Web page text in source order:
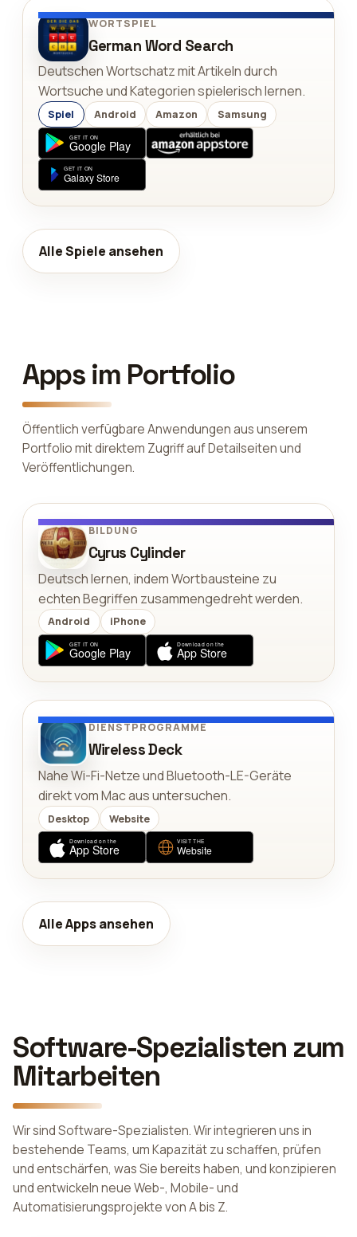
WORTSPIEL
German Word Search
Deutschen Wortschatz mit Artikeln durch
Wortsuche und Kategorien spielerisch lernen.
Spiel Android Amazon Samsung
Alle Spiele ansehen
Apps im Portfolio
Öffentlich verfügbare Anwendungen aus unserem
Portfolio mit direktem Zugriff auf Detailseiten und
Veröffentlichungen.
BILDUNG
Cyrus Cylinder
Deutsch lernen, indem Wortbausteine zu
echten Begriffen zusammengedreht werden.
Android iPhone
DIENSTPROGRAMME
Wireless Deck
Nahe Wi-Fi-Netze und Bluetooth-LE-Geräte
direkt vom Mac aus untersuchen.
Desktop Website
Alle Apps ansehen
Software-Spezialisten zum
Mitarbeiten
Wir sind Software-Spezialisten. Wir integrieren uns in
bestehende Teams, um Kapazität zu schaffen, prüfen
und entschärfen, was Sie bereits haben, und konzipieren
und entwickeln neue Web-, Mobile- und
Automatisierungsprojekte von A bis Z.